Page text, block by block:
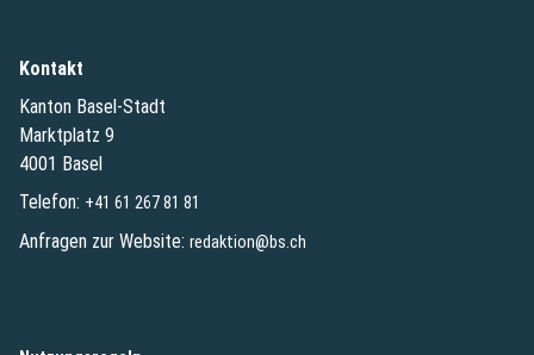
Kontakt
Kanton Basel-Stadt
Marktplatz 9
4001 Basel
Telefon: +41 61 267 81 81
Anfragen zur Website: redaktion@bs.ch